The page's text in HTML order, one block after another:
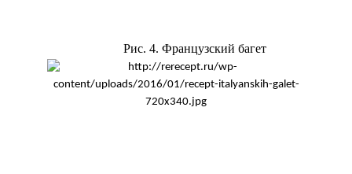
Рис. 4. Французский багет